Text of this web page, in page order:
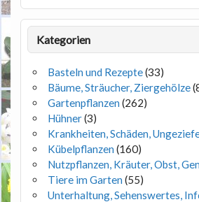
Kategorien
Basteln und Rezepte(33)
Bäume, Sträucher, Ziergehölze
Gartenpflanzen (262)
Hühner(3)
Krankheiten, Schäden,
Kübelpflanzen (160)
Nutzpflanzen, Kräuter, Obst,
Tiere im Garten (55)
Unterhaltung, Sehenswertes,